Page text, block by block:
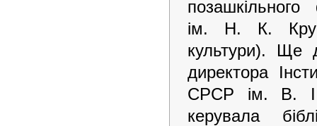
ім. Н. К.
культури). Ще
директора
СРСР ім. В. І.
керувала